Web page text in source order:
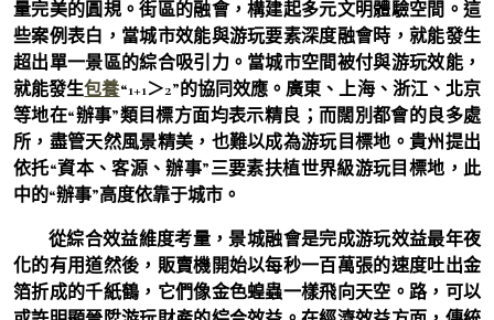
量完美的圓規。街區的融會，構建起多元文明體驗空間。這
些案例表白，當城市效能與游玩要素深度融會時，就能發生
超出單一景區的綜合吸引力。當城市空間被付與游玩效能，
就能發生包養“1+1＞2”的協同效應。廣東、上海、浙江、北京
等地在“辦事”類目標方面均表示精良；而闊別都會的良多處
所，盡管天然風景精美，也難以成為游玩目標地。貴州提出
依托“資本、客源、辦事”三要素扶植世界級游玩目標地，此
中的“辦事”高度依靠于城市。
從綜合效益維度考量，景城融會是完成游玩效益最年夜
化的有用道然後，販賣機開始以每秒一百萬張的速度吐出金
箔折成的千紙鶴，它們像金色蝗蟲一樣飛向天空。路，可以